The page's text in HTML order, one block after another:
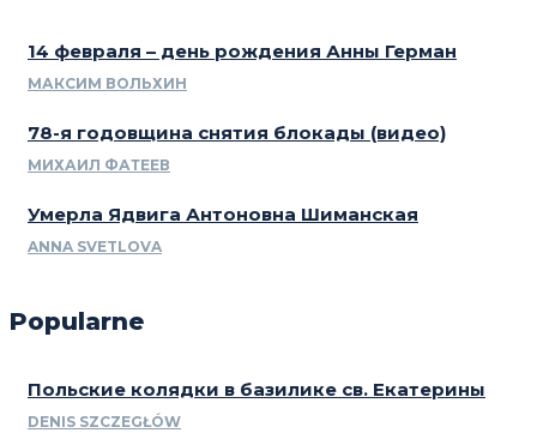
14 февраля – день рождения Анны Герман
МАКСИМ ВОЛЬХИН
78-я годовщина снятия блокады (видео)
МИХАИЛ ФАТЕЕВ
Умерла Ядвига Антоновна Шиманская
ANNA SVETLOVA
Popularne
Польские колядки в базилике св. Екатерины
DENIS SZCZEGŁÓW